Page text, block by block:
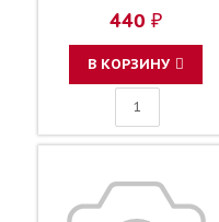
440 ₽
В КОРЗИНУ